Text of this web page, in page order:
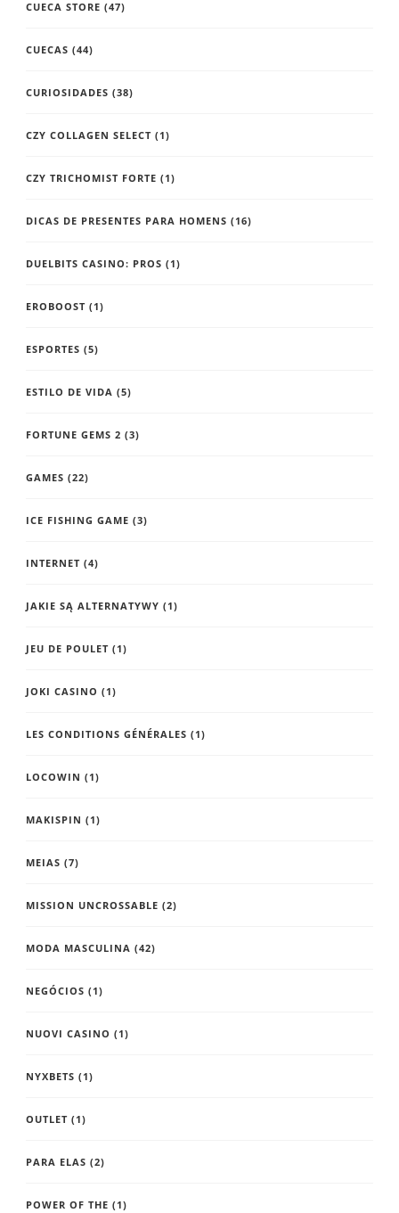
CUECA STORE (47)
CUECAS (44)
CURIOSIDADES (38)
CZY COLLAGEN SELECT (1)
CZY TRICHOMIST FORTE (1)
DICAS DE PRESENTES PARA HOMENS (16)
DUELBITS CASINO: PROS (1)
EROBOOST (1)
ESPORTES (5)
ESTILO DE VIDA (5)
FORTUNE GEMS 2 (3)
GAMES (22)
ICE FISHING GAME (3)
INTERNET (4)
JAKIE SĄ ALTERNATYWY (1)
JEU DE POULET (1)
JOKI CASINO (1)
LES CONDITIONS GÉNÉRALES (1)
LOCOWIN (1)
MAKISPIN (1)
MEIAS (7)
MISSION UNCROSSABLE (2)
MODA MASCULINA (42)
NEGÓCIOS (1)
NUOVI CASINO (1)
NYXBETS (1)
OUTLET (1)
PARA ELAS (2)
POWER OF THE (1)